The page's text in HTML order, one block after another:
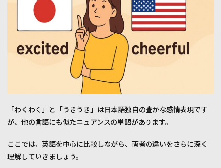
「わくわく」と「うきうき」は日本語独自の豊かな感情表現です
が、他の言語にも似たニュアンスの単語があります。
ここでは、英語を中心に比較しながら、両者の違いをさらに深く
理解していきましょう。